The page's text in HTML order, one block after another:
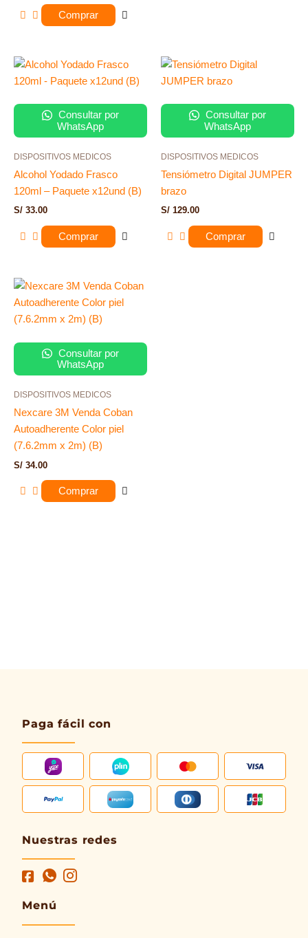
Comprar
Consultar por
WhatsApp
DISPOSITIVOS MEDICOS
Alcohol Yodado Frasco
120ml – Paquete x12und (B)
S/ 33.00
Comprar
Consultar por
WhatsApp
DISPOSITIVOS MEDICOS
Tensiómetro Digital JUMPER
brazo
S/ 129.00
Comprar
Consultar por
WhatsApp
DISPOSITIVOS MEDICOS
Nexcare 3M Venda Coban
Autoadherente Color piel
(7.6.2mm x 2m) (B)
S/ 34.00
Comprar
Paga fácil con
Nuestras redes
Menú